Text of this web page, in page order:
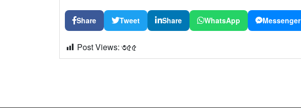
Share Tweet Share WhatsApp Messenger
Post Views: ৩৫৫